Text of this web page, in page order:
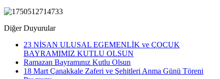
Diğer Duyurular
23 NİSAN ULUSAL EGEMENLİK ve ÇOCUK
BAYRAMIMIZ KUTLU OLSUN
Ramazan Bayramınız Kutlu Olsun
18 Mart Çanakkale Zaferi ve Şehitleri Anma Günü Töreni